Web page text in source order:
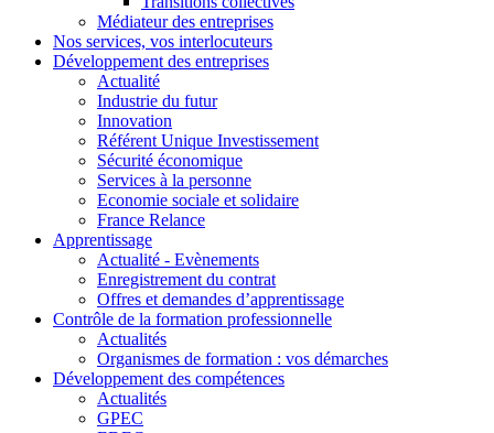
Médiateur des entreprises
Nos services, vos interlocuteurs
Développement des entreprises
Actualité
Industrie du futur
Innovation
Référent Unique Investissement
Sécurité économique
Services à la personne
Economie sociale et solidaire
France Relance
Apprentissage
Actualité - Evènements
Enregistrement du contrat
Offres et demandes d’apprentissage
Contrôle de la formation professionnelle
Actualités
Organismes de formation : vos démarches
Développement des compétences
Actualités
GPEC